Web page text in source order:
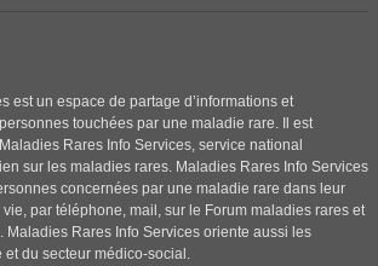
est un espace de partage d’informations et
touchées par une maladie rare. Il est
Rares Info Services, service national
sur les maladies rares. Maladies Rares Info Services
concernées par une maladie rare dans leur
par téléphone, mail, sur le Forum maladies rares et
Maladies Rares Info Services oriente aussi les
du secteur médico-social.